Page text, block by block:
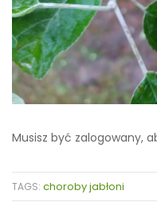
Musisz być zalogowany,
TAGS: choroby jabłoni